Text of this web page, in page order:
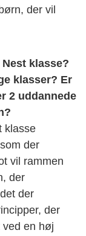
der vil
klasse?
klasser? Er
2 uddannede
klasse
der
vil rammen
der
der
der
en høj